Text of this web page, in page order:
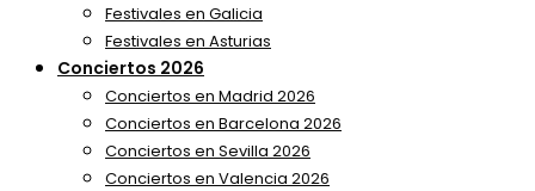
Festivales en Galicia
Festivales en Asturias
Conciertos 2026
Conciertos en Madrid 2026
Conciertos en Barcelona 2026
Conciertos en Sevilla 2026
Conciertos en Valencia 2026